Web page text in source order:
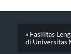
« Fasilitas
di Universitas